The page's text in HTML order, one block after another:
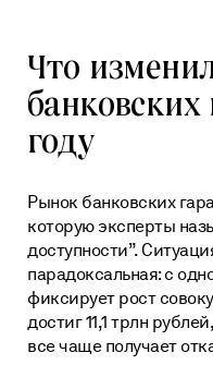
Что
году
Рынок банковских
которую эксперты
доступности”.
парадоксальная: с
фиксирует рост
достиг 11,1 трлн
все чаще получает